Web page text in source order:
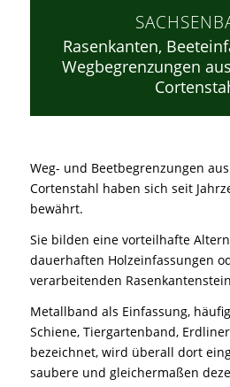
Rasenkanten,
Wegbegrenzungen
Weg- und Beetbegrenzungen
Cortenstahl haben sich seit
bewährt.
Sie bilden eine vorteilhafte
dauerhaften Holzeinfassungen
verarbeitenden
Metallband als Einfassung,
Schiene, Tiergartenband,
bezeichnet, wird überall dort
saubere und gleichermaßen